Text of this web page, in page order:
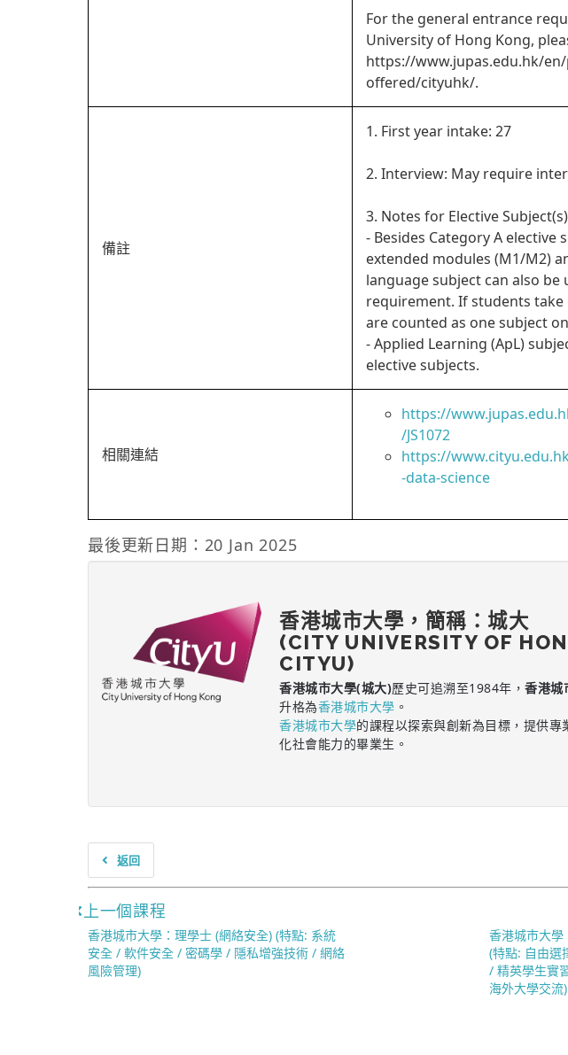
For the general entrance
University of Hong Kong,
https://www.jupas.edu.hk/
offered/cityuhk/.
備註
1. First year intake: 27
2. Interview: May require
3. Notes for Elective
- Besides Category A elective
extended modules (M1/M2)
language subject can also
requirement. If students
are counted as one subject
- Applied Learning (ApL)
elective subjects.
相關連結
https://
/JS1072
https://
-data-science
最後更新日期：20 Jan 2025
香港城市大學，簡稱：城大
(CITY UNIVERSITY OF
CITYU)
香港城市大學(城大)歷史可追溯至1984年， 香港城
升格為香港城市大學 。
香港城市大學的課程以探索與創新為目標，提供
化社會能力的畢業生。
返回
上一個課程
香港城市大學：理學士 (網絡安全) (特點: 系統
安全 / 軟件安全 / 密碼學 / 隱私增強技術 / 網絡
風險管理)
香港城市大學
(特點: 自由選
/ 精英學生實
海外大學交流)